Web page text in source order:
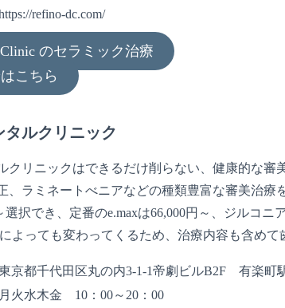
refino-dc.com/
のセラミック治療
こちら
ルクリニック
クリニックはできるだけ削らない、健康的な
、ラミネートべニアなどの種類豊富な審美治
選択でき、定番のe.maxは66,000円～、ジルコ
よっても変わってくるため、治療内容も含めて
京都千代田区丸の内3-1-1帝劇ビルB2F 有楽町
月火水木金 10：00～20：00